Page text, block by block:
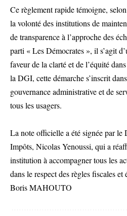
Ce règlement rapide témoigne,
la volonté des institutions de
de transparence à l’approche des
parti « Les Démocrates », il s’agit
faveur de la clarté et de l’équité
la DGI, cette démarche s’inscrit
gouvernance administrative et de
tous les usagers.
La note officielle a été signée par le
Impôts, Nicolas Yenoussi, qui a
institution à accompagner tous les
dans le respect des règles fiscales et
Boris MAHOUTO